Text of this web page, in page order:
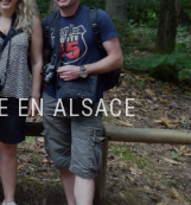
EN ALSACE